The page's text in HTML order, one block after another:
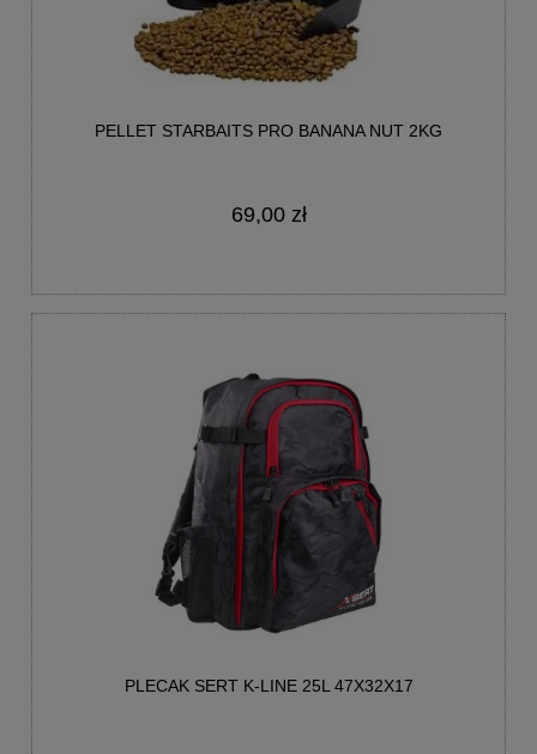
PELLET STARBAITS PRO BANANA NUT 2KG
69,00 zł
PLECAK SERT K-LINE 25L 47X32X17